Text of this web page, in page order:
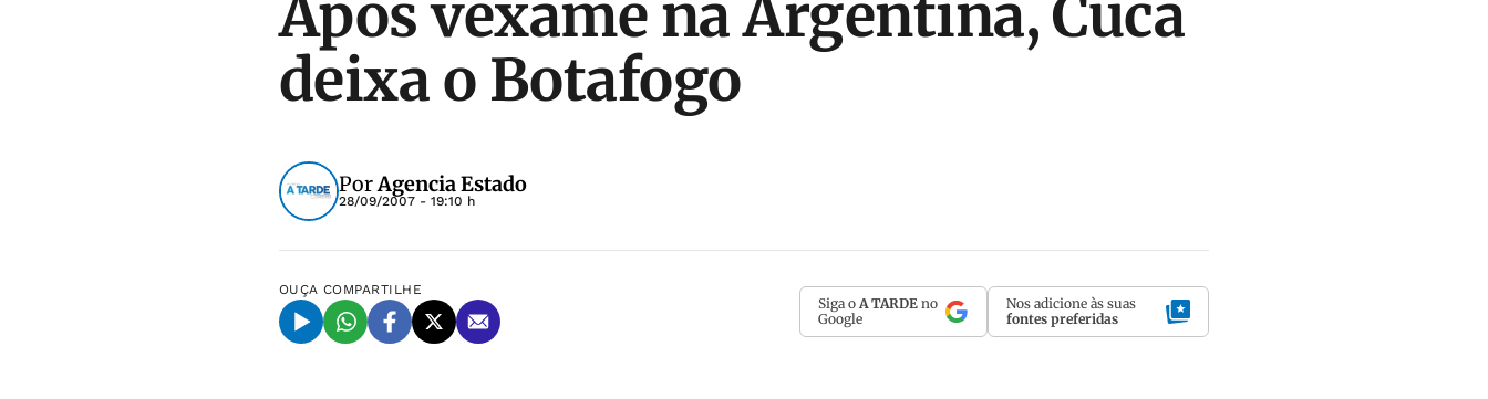
Após vexame na Argentina, Cuca
deixa o Botafogo
PorAgencia Estado
28/09/2007 - 19:10 h
OUÇA COMPARTILHE
Siga o A TARDE no
Google
Nos adicione às suas
fontes preferidas